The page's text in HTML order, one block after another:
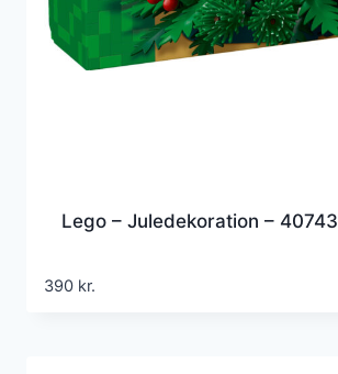
Lego – Juledekoration – 40743
390 kr.